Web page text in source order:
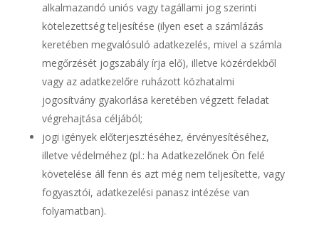
alkalmazandó uniós vagy tagállami jog szerinti
kötelezettség teljesítése (ilyen eset a számlázás
keretében megvalósuló adatkezelés, mivel a számla
megőrzését jogszabály írja elő), illetve közérdekből
vagy az adatkezelőre ruházott közhatalmi
jogosítvány gyakorlása keretében végzett feladat
végrehajtása céljából;
jogi igények előterjesztéséhez, érvényesítéséhez,
illetve védelméhez (pl.: ha Adatkezelőnek Ön felé
követelése áll fenn és azt még nem teljesítette, vagy
fogyasztói, adatkezelési panasz intézése van
folyamatban).